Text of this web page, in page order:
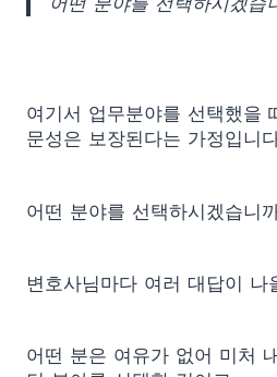
여기서 업무분야를 선택했을
문성은 보장된다는 가정입니
어떤 분야를 선택하시겠습니
변호사님마다 여러 대답이 나
어떤 분은 여유가 없어 미처